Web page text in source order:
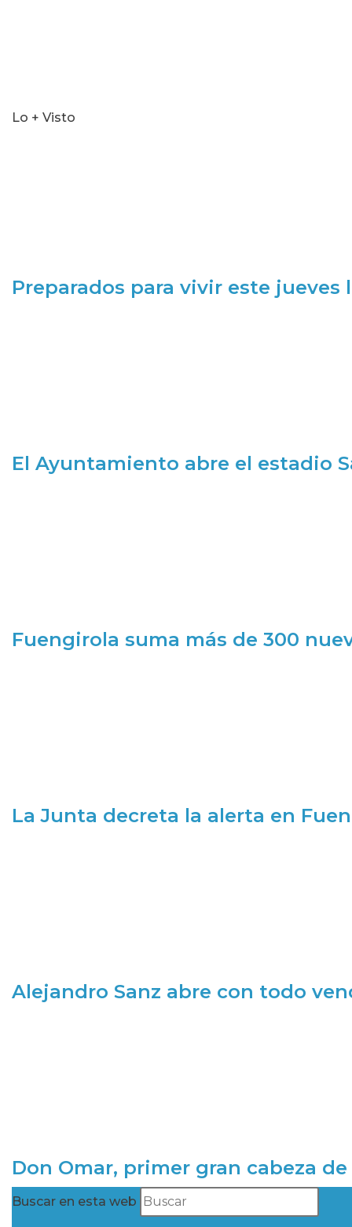
Lo + Visto
Preparados para vivir este jueves
El Ayuntamiento abre el estadio
Fuengirola suma más de 300
La Junta decreta la alerta en
Alejandro Sanz abre con todo
Don Omar, primer gran cabeza
Buscar en esta web